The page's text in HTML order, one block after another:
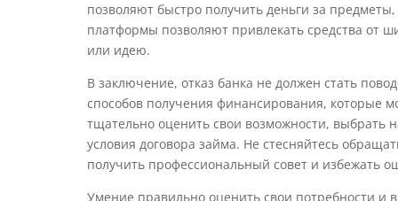
позволяют быстро получить деньги за
платформы позволяют привлекать средства от
или идею.
В заключение, отказ банка не должен стать
способов получения финансирования, которые
тщательно оценить свои возможности, выбрать
условия договора займа. Не стесняйтесь
получить профессиональный совет и избежать
Умение правильно оценить свои потребности